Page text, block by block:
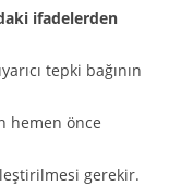
ifadelerden
tepki bağının
hemen önce
gerekir.